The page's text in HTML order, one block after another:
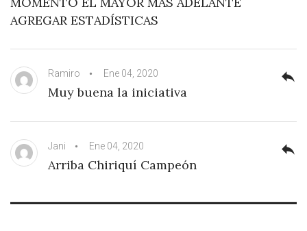
AGREGAR ESTADÍSTICAS
Ramiro Ene 04, 2020
Muy buena la iniciativa
reply
Jani Ene 04, 2020
Arriba Chiriquí Campeón
reply